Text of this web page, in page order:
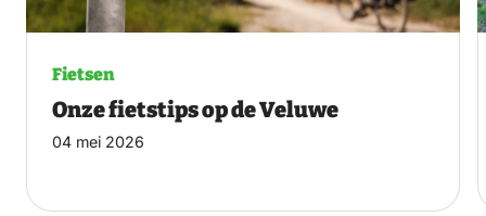
Fietsen
Onze fietstips op de Veluwe
04 mei 2026